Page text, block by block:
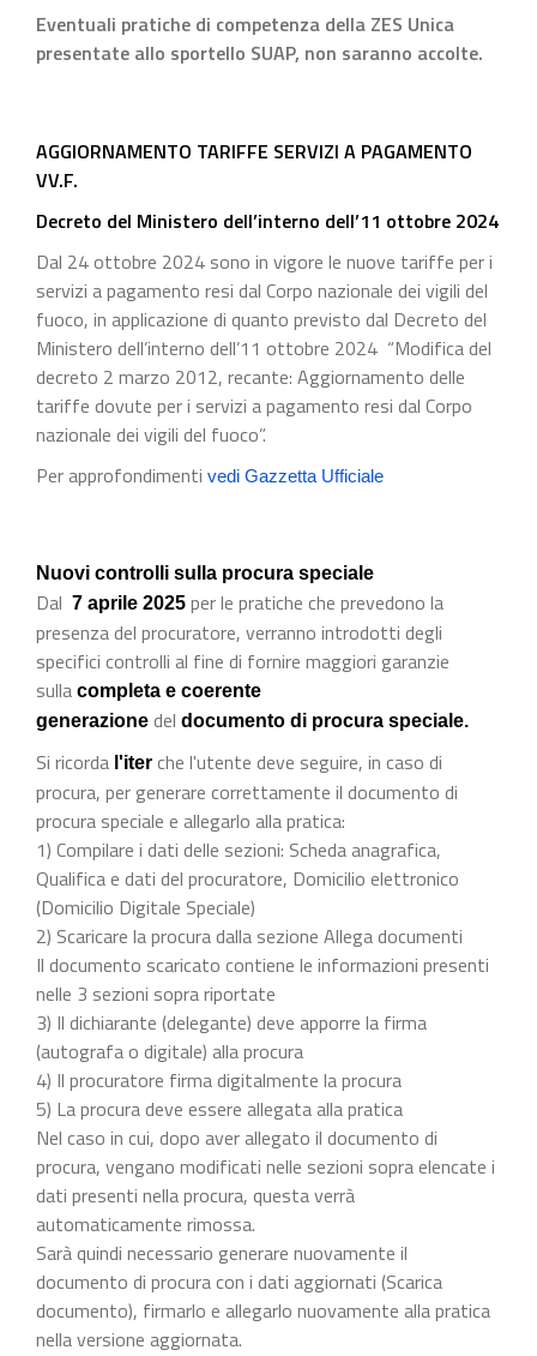
Eventuali pratiche di competenza della ZES Unica
presentate allo sportello SUAP, non saranno accolte.
AGGIORNAMENTO TARIFFE SERVIZI A PAGAMENTO
VV.F.
Decreto del Ministero dell’interno dell’11 ottobre 2024
Dal 24 ottobre 2024 sono in vigore le nuove tariffe per i
servizi a pagamento resi dal Corpo nazionale dei vigili del
fuoco, in applicazione di quanto previsto dal Decreto del
Ministero dell’interno dell’11 ottobre 2024 “Modifica del
decreto 2 marzo 2012, recante: Aggiornamento delle
tariffe dovute per i servizi a pagamento resi dal Corpo
nazionale dei vigili del fuoco”.
Per approfondimenti vedi Gazzetta Ufficiale
Nuovi controlli sulla procura speciale
Dal 7 aprile 2025 per le pratiche che prevedono la
presenza del procuratore, verranno introdotti degli
specifici controlli al fine di fornire maggiori garanzie
sulla completa e coerente
generazione del documento di procura speciale.
Si ricorda l'iter che l'utente deve seguire, in caso di
procura, per generare correttamente il documento di
procura speciale e allegarlo alla pratica:
1) Compilare i dati delle sezioni: Scheda anagrafica,
Qualifica e dati del procuratore, Domicilio elettronico
(Domicilio Digitale Speciale)
2) Scaricare la procura dalla sezione Allega documenti
Il documento scaricato contiene le informazioni presenti
nelle 3 sezioni sopra riportate
3) Il dichiarante (delegante) deve apporre la firma
(autografa o digitale) alla procura
4) Il procuratore firma digitalmente la procura
5) La procura deve essere allegata alla pratica
Nel caso in cui, dopo aver allegato il documento di
procura, vengano modificati nelle sezioni sopra elencate i
dati presenti nella procura, questa verrà
automaticamente rimossa.
Sarà quindi necessario generare nuovamente il
documento di procura con i dati aggiornati (Scarica
documento), firmarlo e allegarlo nuovamente alla pratica
nella versione aggiornata.